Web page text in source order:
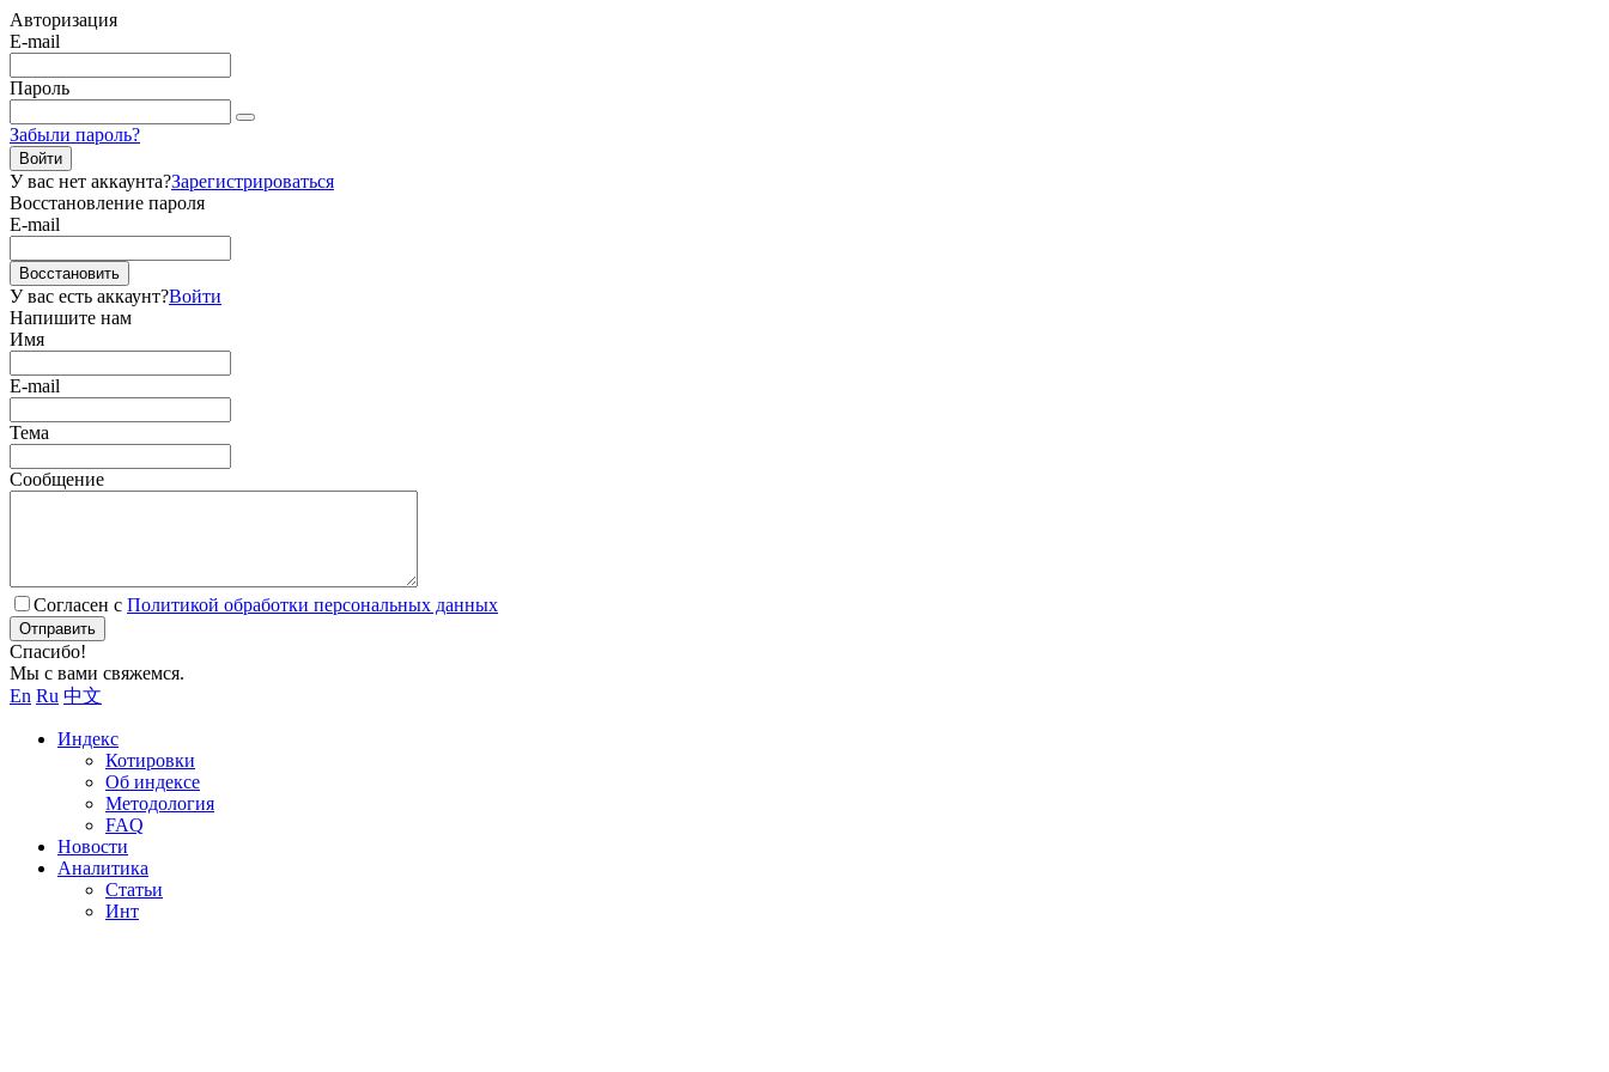
Авторизация
E-mail
Пароль
Забыли пароль?
Войти
У вас нет аккаунта?Зарегистрироваться
Восстановление пароля
E-mail
Восстановить
У вас есть аккаунт?Войти
Напишите нам
Имя
E-mail
Тема
Сообщение
Согласен с Политикой обработки персональных данных
Отправить
Спасибо!
Мы с вами свяжемся.
En Ru 中文
Индекс
Котировки
Об индексе
Методология
FAQ
Новости
Аналитика
Статьи
Инт